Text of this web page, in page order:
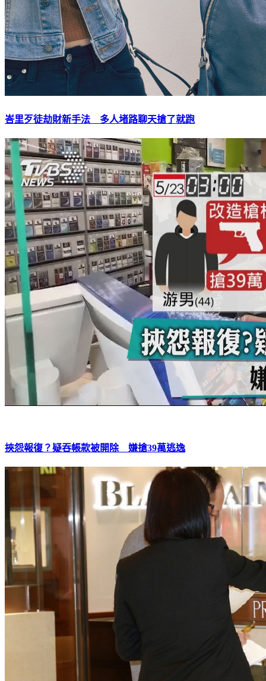
峇里歹徒劫財新手法 多人堵路聊天搶了就跑
挾怨報復？疑吞帳款被開除 嫌搶39萬逃逸